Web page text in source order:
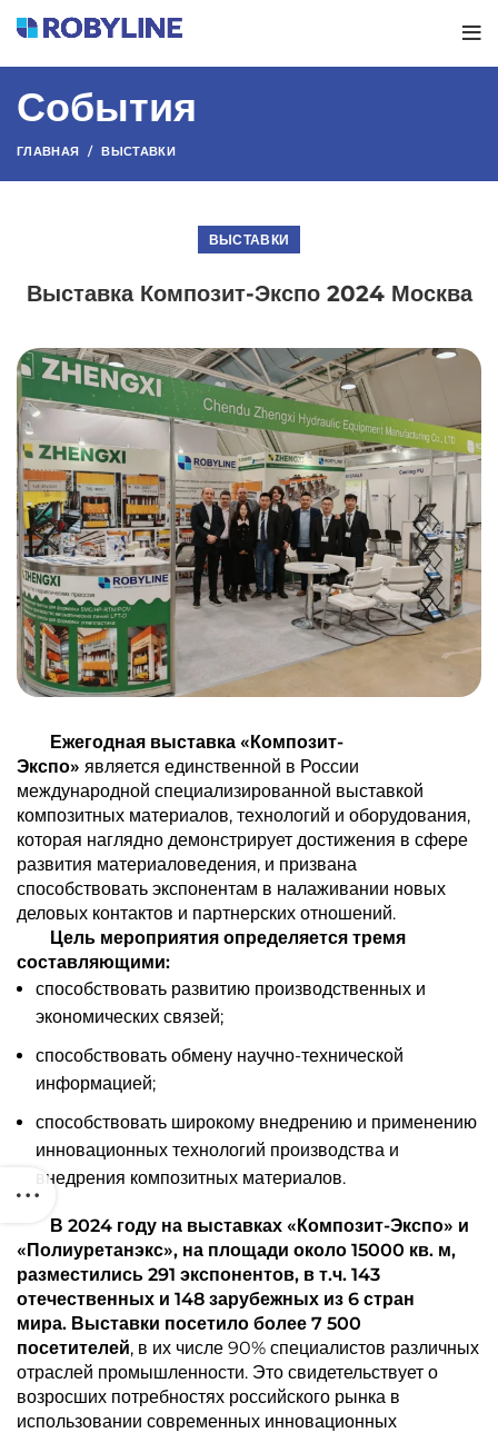
События
ГЛАВНАЯ ВЫСТАВКИ
ВЫСТАВКИ
Выставка Композит-Экспо 2024 Москва
Ежегодная выставка «Композит-
Экспо» является единственной в России
международной специализированной выставкой
композитных материалов, технологий и оборудования,
которая наглядно демонстрирует достижения в сфере
развития материаловедения, и призвана
способствовать экспонентам в налаживании новых
деловых контактов и партнерских отношений.
Цель мероприятия определяется тремя
составляющими:
способствовать развитию производственных и
экономических связей;
способствовать обмену научно-технической
информацией;
способствовать широкому внедрению и применению
инновационных технологий производства и
внедрения композитных материалов.
В 2024 году на выставках «Композит-Экспо» и
«Полиуретанэкс», на площади около 15000 кв. м,
разместились 291 экспонентов, в т.ч. 143
отечественных и 148 зарубежных из 6 стран
мира. Выставки посетило более 7 500
посетителей, в их числе 90% специалистов различных
отраслей промышленности. Это свидетельствует о
возросших потребностях российского рынка в
использовании современных инновационных